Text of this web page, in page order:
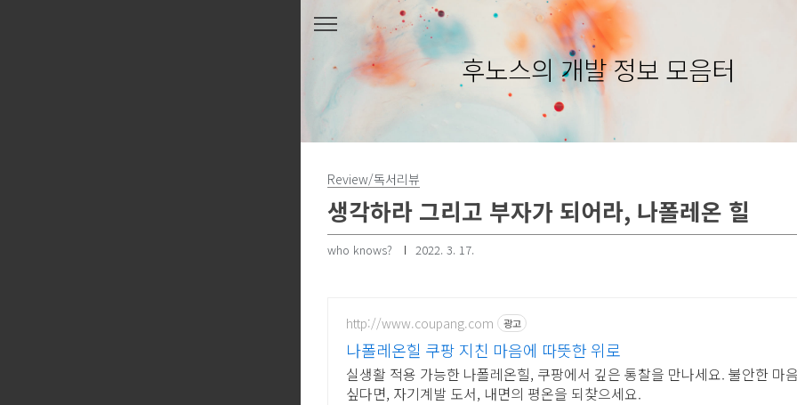
후노스의 개발 정보 모음터
Review/독서리뷰
생각하라 그리고 부자가 되어라, 나폴레온 힐
who knows? 2022. 3. 17.
http://www.coupang.com 광고
나폴레온힐 쿠팡 지친 마음에 따뜻한 위로
실생활 적용 가능한 나폴레온힐, 쿠팡에서 깊은 통찰을 만나세요. 불안한 마
싶다면, 자기계발 도서, 내면의 평온을 되찾으세요.